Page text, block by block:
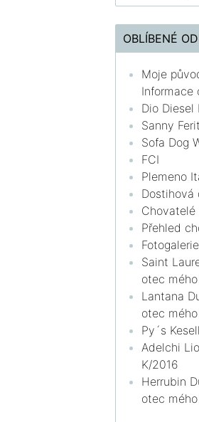
OBLÍBENÉ
Moje
Informace
Dio Diesel
Sanny
Sofa Dog
FCI
Plemeno
Dostihová
Přehled
Saint
otec
Lantana
otec
Py´s
Adelchi
K/2016
Herrubin
otec